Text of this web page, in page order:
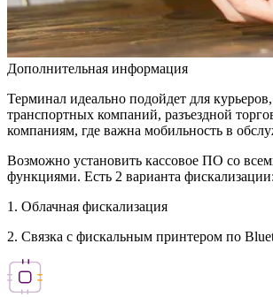
Дополнительная информация
Терминал идеально подойдет для
транспортных компаний, разъездной
компаниям, где важна мобильность в
Возможно установить кассовое ПО со
функциями. Есть 2 варианта фискализации:
1. Облачная фискализация
2. Связка с фискальным принтером по